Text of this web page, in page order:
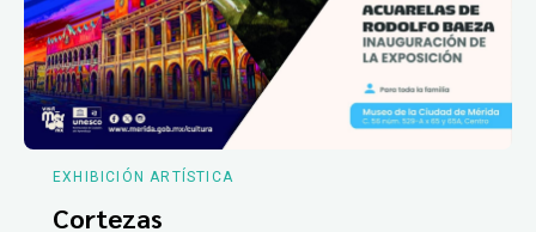
EXHIBICIÓN ARTÍSTICA
Cortezas